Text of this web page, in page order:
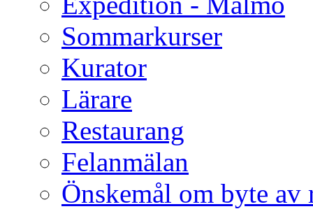
Sommarkurser
Kurator
Lärare
Restaurang
Felanmälan
Önskemål om byte av